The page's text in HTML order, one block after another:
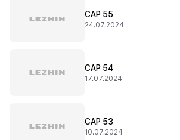
CAP 55
24.07.2024
CAP 54
17.07.2024
CAP 53
10.07.2024